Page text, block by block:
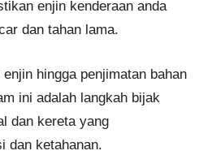
enjin kenderaan anda
dan tahan lama.
hingga penjimatan bahan
ini adalah langkah bijak
dan kereta yang
dan ketahanan.